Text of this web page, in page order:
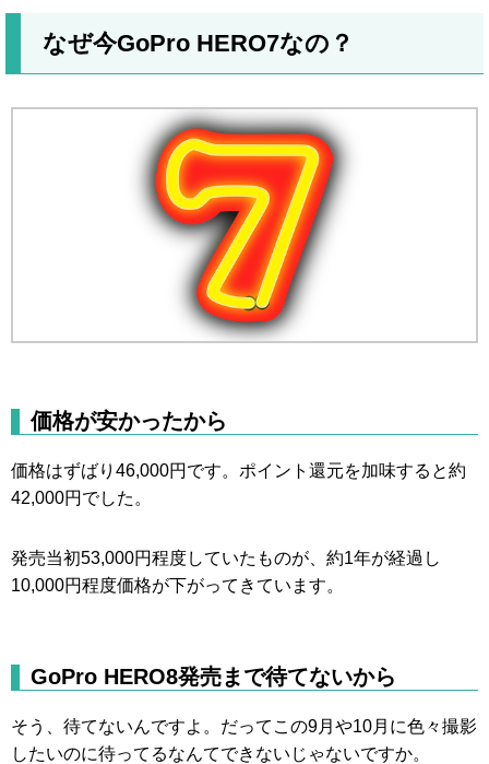
なぜ今GoPro HERO7なの？
価格が安かったから
価格はずばり46,000円です。ポイント還元を加味すると約
42,000円でした。
発売当初53,000円程度していたものが、約1年が経過し
10,000円程度価格が下がってきています。
GoPro HERO8発売まで待てないから
そう、待てないんですよ。だってこの9月や10月に色々撮影
したいのに待ってるなんてできないじゃないですか。